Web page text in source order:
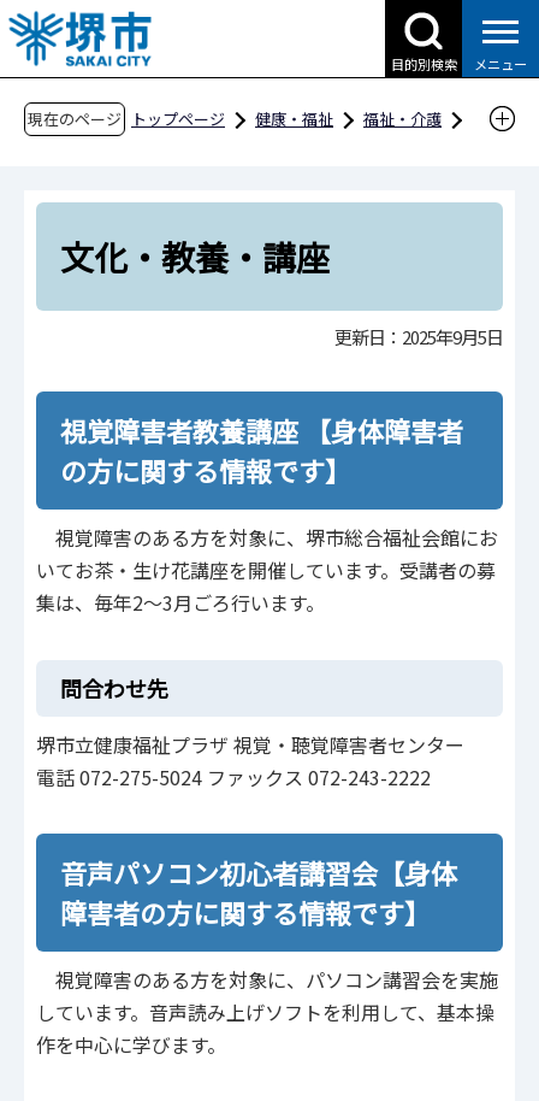
こ
の
ペ
目的別検索 メニュー
現在のページ トップページ 健康・福祉
福祉・介護
障害福祉のしおり
文化・教養・講座
文化・教養・講座
更新日：2025年9月5日
視覚障害者教養講座 【身体障害者
の方に関する情報です】
視覚障害のある方を対象に、堺市総合福祉会館にお
いてお茶・生け花講座を開催しています。受講者の募
集は、毎年2～3月ごろ行います。
問合わせ先
堺市立健康福祉プラザ 視覚・聴覚障害者センター
電話 072-275-5024 ファックス 072-243-2222
音声パソコン初心者講習会【身体
障害者の方に関する情報です】
視覚障害のある方を対象に、パソコン講習会を実施
しています。音声読み上げソフトを利用して、基本操
作を中心に学びます。